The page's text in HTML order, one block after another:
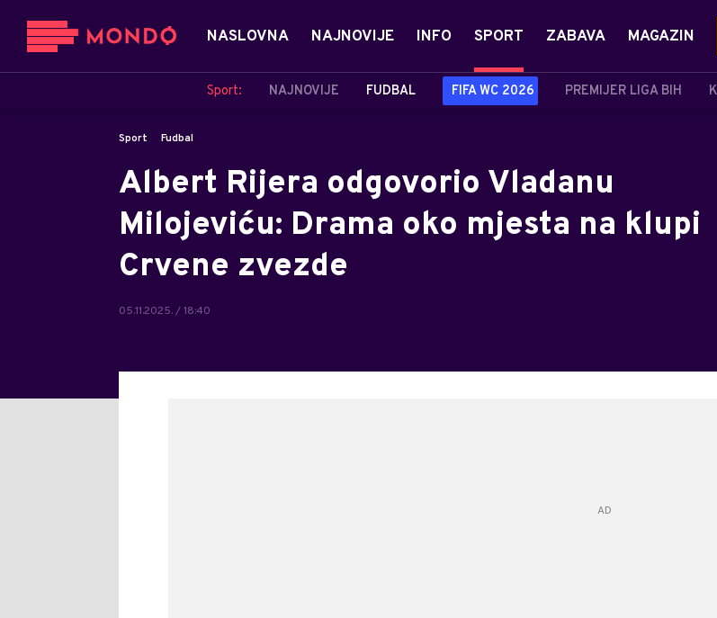
NASLOVNA NAJNOVIJE INFO SPORT
Sport: NAJNOVIJE FUDBAL FIFA WC 2026 PREMIJER LIGA BIH
ZABAVA MAGAZIN
Sport Fudbal
Albert Rijera odgovorio Vladanu
Milojeviću: Drama oko mjesta na klupi
Crvene zvezde
05.11.2025. / 18:40